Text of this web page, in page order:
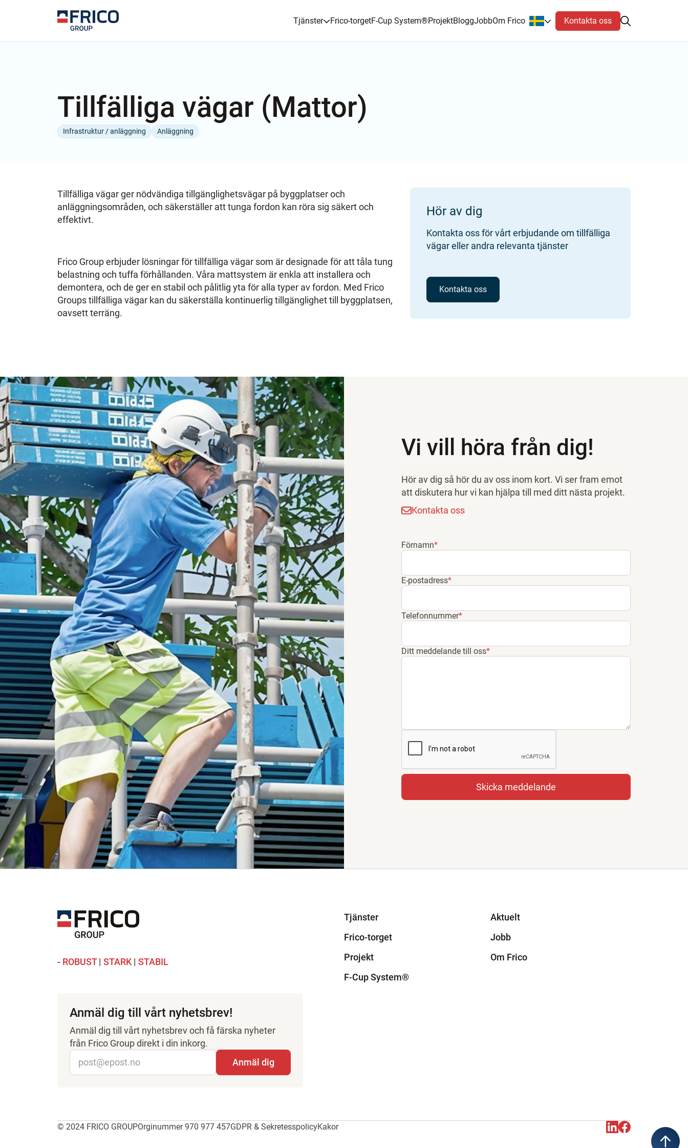
Tjänster Frico-torgetF-Cup System®ProjektBloggJobbOm Frico Kontakta oss
Tillfälliga vägar (Mattor)
Infrastruktur / anläggning Anläggning
Tillfälliga vägar ger nödvändiga tillgänglighetsvägar på byggplatser och
anläggningsområden, och säkerställer att tunga fordon kan röra sig säkert och
effektivt.
Frico Group erbjuder lösningar för tillfälliga vägar som är designade för att tåla tung
belastning och tuffa förhållanden. Våra mattsystem är enkla att installera och
demontera, och de ger en stabil och pålitlig yta för alla typer av fordon. Med Frico
Groups tillfälliga vägar kan du säkerställa kontinuerlig tillgänglighet till byggplatsen,
oavsett terräng.
Hör av dig
Kontakta oss för vårt erbjudande om tillfälliga
vägar eller andra relevanta tjänster
Kontakta oss
Vi vill höra från dig!
Hör av dig så hör du av oss inom kort. Vi ser fram emot
att diskutera hur vi kan hjälpa till med ditt nästa projekt.
Kontakta oss
Förnamn*
E-postadress*
Telefonnummer*
Ditt meddelande till oss*
- ROBUST| STARK | STABIL
Anmäl dig till vårt nyhetsbrev!
Anmäl dig till vårt nyhetsbrev och få färska nyheter
från Frico Group direkt i din inkorg.
Tjänster
Aktuelt
Frico-torget
Jobb
Projekt
Om Frico
F-Cup System®
© 2024 FRICO GROUPOrginummer 970 977 457GDPR & SekretesspolicyKakor